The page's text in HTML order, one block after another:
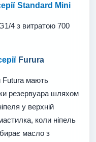
Standard Mini
4 з витратою 700
Furura
Futura мають
резервуара шляхом
у верхній
коли ніпель
масло з